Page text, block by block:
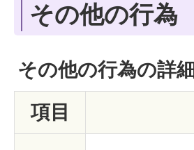
その他の行為
その他の行為の詳細
項目